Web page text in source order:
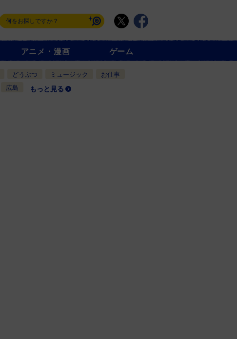
アニメ・漫画 ゲーム
どうぶつ ミュージック
お仕事
広島 もっと見る